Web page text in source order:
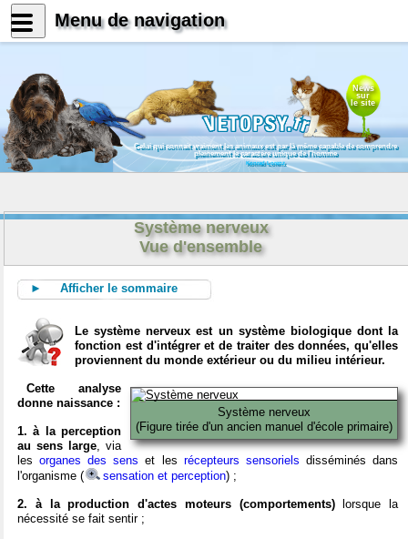
News
sur
le site
Celui qui connait vraiment les animaux est par là même capable de comprendre
pleinement le caractère unique de l'homme
Konrad Lorenz
Système nerveux
Vue d'ensemble
► Afficher le sommaire
Le système nerveux est un système biologique dont la
fonction est d'intégrer et de traiter des données, qu'elles
proviennent du monde extérieur ou du milieu intérieur.
Système nerveux
(Figure tirée d'un ancien manuel d'école primaire)
Cette analyse
donne naissance :
1. à la perception
au sens large, via
lesorganes des sens et les récepteurs sensoriels disséminés dans
l'organisme (
sensation et perception) ;
2. à la production d'actes moteurs (comportements)lorsque la
nécessité se fait sentir ;
Menu de navigation